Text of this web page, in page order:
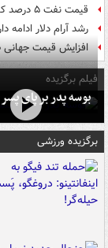
قیمت نفت ۵ درصد کاهش یافت
رشد آرام دلار ادامه
افزایش قیمت جهانی
فیلم برگزیده
بوسه‌ پدر بر پای
برگزیده ورزشی